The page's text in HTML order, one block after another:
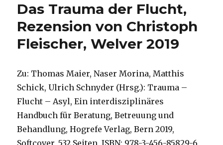
Das Trauma der Flucht,
Rezension von Christoph
Fleischer, Welver 2019
Zu: Thomas Maier, Naser Morina, Matthis
Schick, Ulrich Schnyder (Hrsg.): Trauma –
Flucht – Asyl, Ein interdisziplinäres
Handbuch für Beratung, Betreuung und
Behandlung, Hogrefe Verlag, Bern 2019,